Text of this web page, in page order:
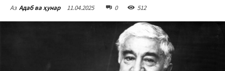
Аз Адаб ва ҳунар 11.04.2025 0 512